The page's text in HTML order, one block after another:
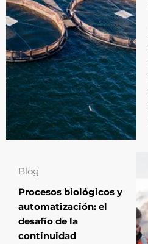
Blog
Procesos biológicos y
automatización: el
desafío de la
continuidad